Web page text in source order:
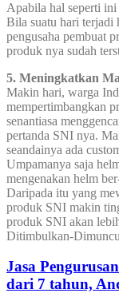
Apabila hal seperti
Bila suatu hari terjadi
pengusaha pembuat
produk nya sudah
5. Meningkatkan
Makin hari, warga
mempertimbangkan
senantiasa
pertanda SNI nya.
seandainya ada
Umpamanya saja
mengenakan helm
Daripada itu yang
produk SNI makin
produk SNI akan
Ditimbulkan-
Jasa
dari 7 tahun,